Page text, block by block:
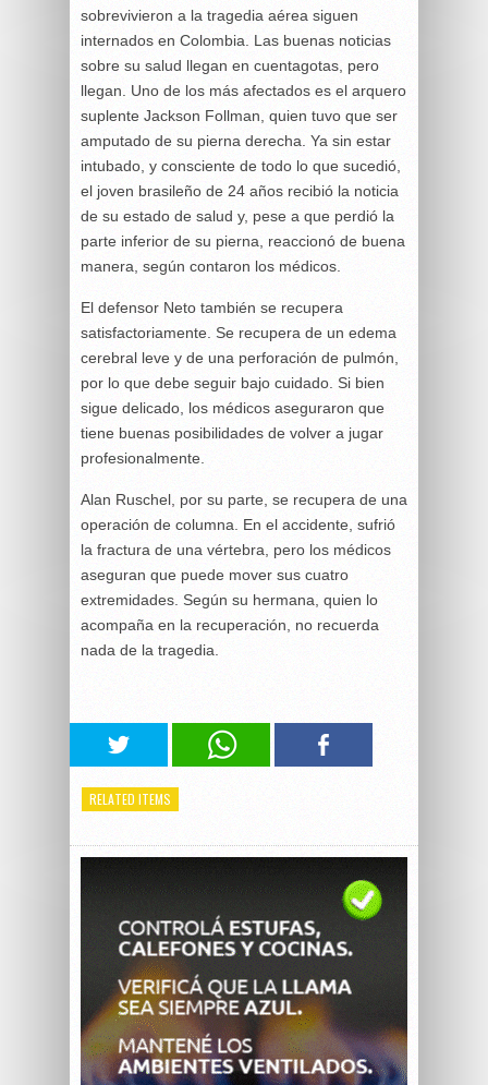
sobrevivieron a la tragedia aérea siguen
internados en Colombia. Las buenas noticias
sobre su salud llegan en cuentagotas, pero
llegan. Uno de los más afectados es el arquero
suplente Jackson Follman, quien tuvo que ser
amputado de su pierna derecha. Ya sin estar
intubado, y consciente de todo lo que sucedió,
el joven brasileño de 24 años recibió la noticia
de su estado de salud y, pese a que perdió la
parte inferior de su pierna, reaccionó de buena
manera, según contaron los médicos.
El defensor Neto también se recupera
satisfactoriamente. Se recupera de un edema
cerebral leve y de una perforación de pulmón,
por lo que debe seguir bajo cuidado. Si bien
sigue delicado, los médicos aseguraron que
tiene buenas posibilidades de volver a jugar
profesionalmente.
Alan Ruschel, por su parte, se recupera de una
operación de columna. En el accidente, sufrió
la fractura de una vértebra, pero los médicos
aseguran que puede mover sus cuatro
extremidades. Según su hermana, quien lo
acompaña en la recuperación, no recuerda
nada de la tragedia.
RELATED ITEMS